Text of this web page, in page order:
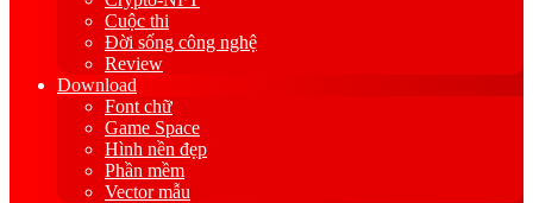
Cuộc thi
Đời sống công nghệ
Review
Download
Font chữ
Game Space
Hình nền đẹp
Phần mềm
Vector mẫu